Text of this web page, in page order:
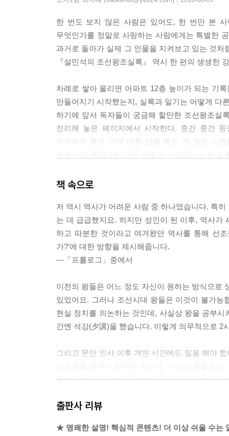
단명한 호랑이. 12세에 아들을 낳은 임금·187
- 재위 1년 만의 갑작스러운 죽음, 예종을 죽게 한
모범생 호랑이. 조선 최고의 모범 임금·197
- 조선 고유의 법전, 경국대전을 완성하다
- 왕으로서는 100점! 남편으로서는 0점!이었던 성종
【 제10대 연산군 】
- 천 명의 기생과 ‘흥청망청’했던 임금
【 제11대 중종 】
변덕쟁이 호랑이. 조광조를 등용하고 버린 임금·233
- 임금도 읽어야 했던 초등 교과서 [소학]
- 중종의 남자, 조광조! 중종에게 버림을 받다
【 제12대 인종 】
9개월만 호랑이. 1년도 채우지 못한 조선 최단기 임
- 3세 때부터 책을 줄줄 읽었던 신동
- 거식증에 걸린 인종이 단식을 한 이유는?
【 제13대 명종 】
도망간 고양이. 백성을 버리고 도망간 임금·277
한 번도 보지 않은 사람은 있어도, 한 번만 본
무엇인가를 정말로 사랑하는 사람에게는 특별한
과거로 돌아가 실제 그 인물을 지켜보고 있는 것처
『설민석의 조선왕조실록』 역시 한 편의 생생한
차례로 쌓아 올리면 아파트 12층 높이가 되는 기
만들어지기 시작했는지, 실록과 일기는 어떻게 다
하기에 앞서 독자들이 궁금해 할만한 조선왕조실
정리해 놓은 페이지에서 시작한다. 중간 중간
저자에게 묻고 그에 대한 답을 듣는 것 같은 느
태조는 ‘이빨 빠진’ 호랑이로, 또 세종은 ‘위대
책 속으로
저 역시 역사가 어려운 사람 중 하나였습니다. 특
는 데 급급했지요. 하지만 성인이 된 이후, 역사가
하고 따분한 것이라고 여겨왔던 역사를 통해 선
가?’에 대한 방향을 제시해줍니다.
---「프롤로그」중에서
이전의 왕들은 어느 정도 자신이 원하는 방식으로
있었어요. 그러나 조선시대 왕들은 이것이 불가
현실 정치를 의논하는 것인데, 사실상 왕을 공부
간엔 석강(夕講)을 했습니다. 이렇게 의무적으로 2
그리고 문안 인사 이후 개인 시간에도 일을 해야
문을 읽는다는 것은 오늘날로 따지면 인터넷에 달
도전의 전략이라고 볼 수 있답니다.
출판사 리뷰
★ 명쾌한 설명! 핵심적 콘텐츠! 더 이상 쉬울 수는